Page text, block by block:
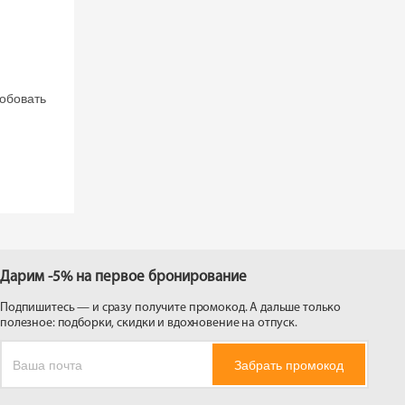
Дарим -5% на первое бронирование
Подпишитесь — и сразу получите промокод. А дальше только
полезное: подборки, скидки и вдохновение на отпуск.
Забрать промокод